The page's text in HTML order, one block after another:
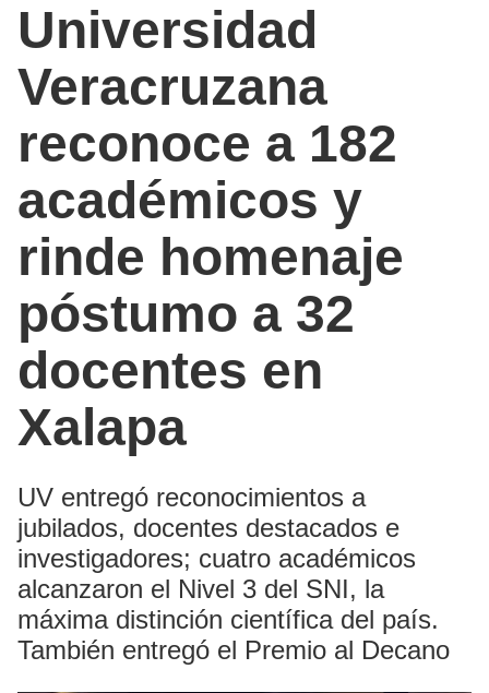
Universidad
Veracruzana
reconoce a 182
académicos y
rinde homenaje
póstumo a 32
docentes en
Xalapa
UV entregó reconocimientos a
jubilados, docentes destacados e
investigadores; cuatro académicos
alcanzaron el Nivel 3 del SNI, la
máxima distinción científica del país.
También entregó el Premio al Decano